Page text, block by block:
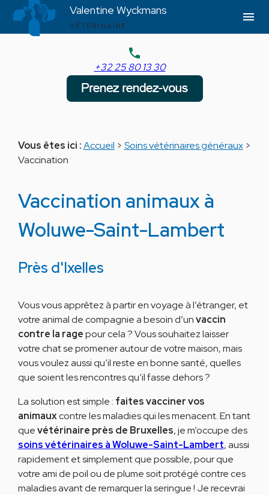
Valentine Wyckmans
VÉTÉRINAIRE
menu
phone
+32 25 80 13 30
Vous êtes ici :Accueil > Soins vétérinaires généraux>
Vaccination
Vaccination animaux à
Woluwe-Saint-Lambert
Près d'Ixelles
Vous vous apprêtez à partir en voyage à l’étranger, et
votre animal de compagnie a besoin d’unvaccin
contre la ragepour cela ? Vous souhaitez laisser
votre chat se promener autour de votre maison, mais
vous voulez aussi qu’il reste en bonne santé, quelles
que soient les rencontres qu’il fasse dehors ?
La solution est simple : faites vacciner vos
animauxcontre les maladies qui les menacent. En tant
quevétérinaire près de Bruxelles, je m’occupe des
soins vétérinaires à Woluwe-Saint-Lambert, aussi
rapidement et simplement que possible, pour que
votre ami de poil ou de plume soit protégé contre ces
maladies avant de remarquer la seringue ! Je recevrai
Panneau de gestion des cookies